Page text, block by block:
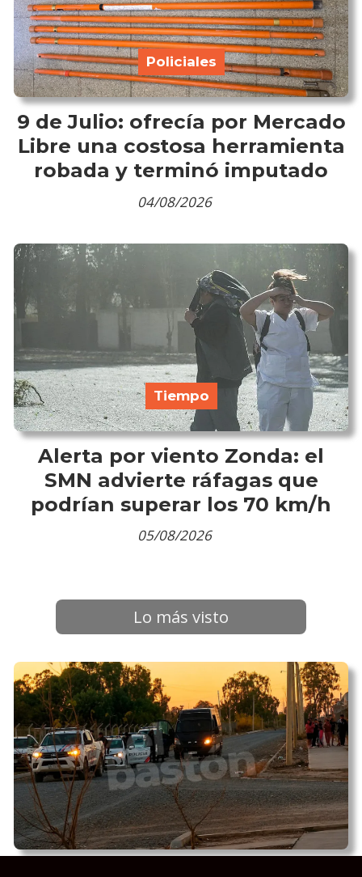
9 de Julio: ofrecía por Mercado
Libre una costosa herramienta
robada y terminó imputado
Policiales
04/08/2026
Alerta por viento Zonda: el
SMN advierte ráfagas que
podrían superar los 70 km/h
Tiempo
05/08/2026
Lo más visto